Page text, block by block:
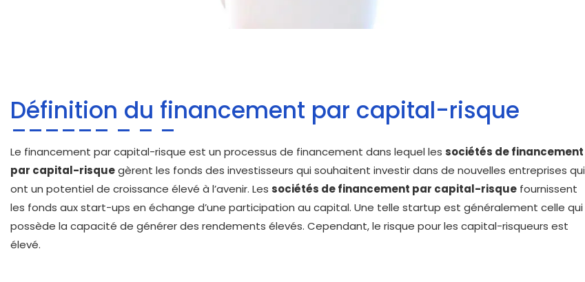
Définition du financement par capital-risque
Le financement par capital-risque est un processus de financement dans lequel les sociétés de financement
par capital-risquegèrent les fonds des investisseurs qui souhaitent investir dans de nouvelles entreprises qui
ont un potentiel de croissance élevé à l’avenir. Les sociétés de financement par capital-risque fournissent
les fonds aux start-ups en échange d’une participation au capital. Une telle startup est généralement celle qui
possède la capacité de générer des rendements élevés. Cependant, le risque pour les capital-risqueurs est
élevé.